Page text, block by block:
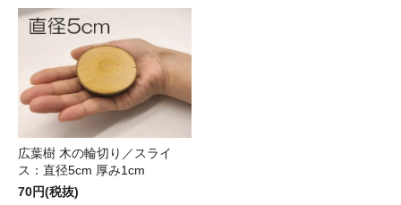
広葉樹 木の輪切り／スライ
ス：直径5cm 厚み1cm
70円(税抜)